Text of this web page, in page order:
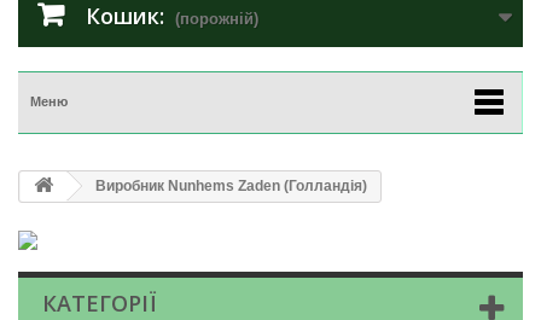
Кошик: (порожній)
Меню
Виробник Nunhems Zaden (Голландія)
КАТЕГОРІЇ